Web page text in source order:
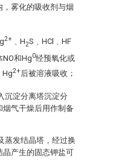
雾化的吸收剂与烟
2+ ﹑H2S﹑HCl﹑HF
NO和Hg0经预氧化或
2+后被溶液吸收；
沉淀分离塔沉淀分
气干燥后用作制备
蒸发结晶塔，经过换
晶产生的固态钾盐可